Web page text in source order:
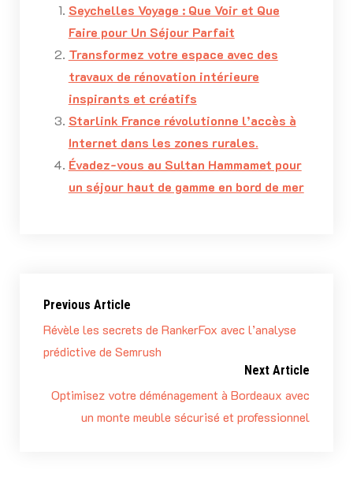
Seychelles Voyage : Que Voir et Que
Faire pour Un Séjour Parfait
Transformez votre espace avec des
travaux de rénovation intérieure
inspirants et créatifs
Starlink France révolutionne l’accès à
Internet dans les zones rurales.
Évadez-vous au Sultan Hammamet pour
un séjour haut de gamme en bord de mer
Previous Article
Révèle les secrets de RankerFox avec l’analyse
prédictive de Semrush
Next Article
Optimisez votre déménagement à Bordeaux avec
un monte meuble sécurisé et professionnel